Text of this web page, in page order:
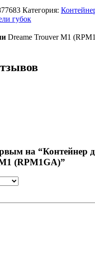
Категория:
губок
Dreame Trouver M1
на “Контейнер
(RPM1GA)”